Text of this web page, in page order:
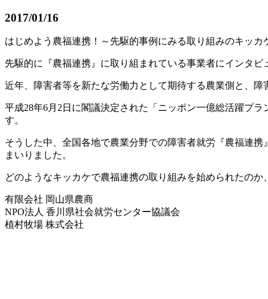
2017/01/16
はじめよう農福連携！～先駆的事例にみる取り組みのキッカ
先駆的に『農福連携』に取り組まれている事業者にインタビ
近年、障害者等を新たな労働力として期待する農業側と、
平成28年6月2日に閣議決定された「ニッポン一億総活躍プ
す。
そうした中、全国各地で農業分野での障害者就労『農福連
まいりました。
どのようなキッカケで農福連携の取り組みを始められたのか
有限会社 岡山県農商
NPO法人 香川県社会就労センター協議会
植村牧場 株式会社